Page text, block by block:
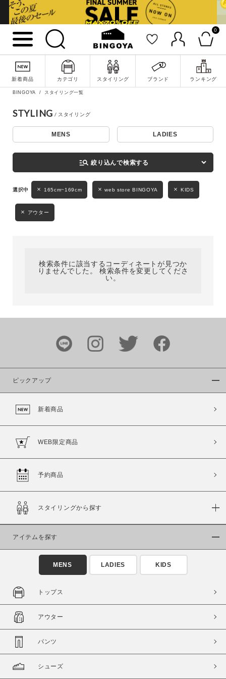
0
新着商品 カテゴリ スタイリング ブランド ランキング
詳細検索
キーワード
性別
MENS LADIES KIDS
ブランド
カラー
商品タイプ
通常商品
セール価格 WEB限定
在庫
在庫あり
BINGOYA スタイリング一覧
STYLING
MENS LADIES
manage_search 絞り込んで検索する
165cm~169cm web store BINGOYA KIDS
アウター
検索条件に該当するコーディネートが見つか
りませんでした。 検索条件を変更してくださ
い。
ピックアップ
新着商品
WEB限定商品
予約商品
スタイリングから探す
アイテムを探す
MENS LADIES KIDS
トップス
アウター
パンツ
シューズ